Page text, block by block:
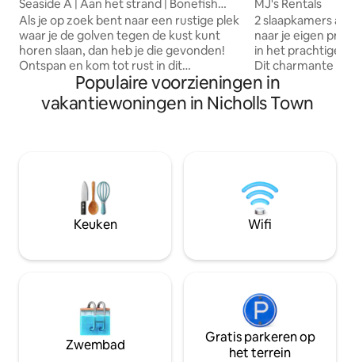
Seaside A | Aan het strand | Bonefish
Flats
Als je op zoek bent naar een rustige plek
waar je de golven tegen de kust kunt
horen slaan, dan heb je die gevonden!
Ontspan en kom tot rust in dit
vakantiehuis aan het strand! Ervaar de
schoonheid van Andros vanuit je eigen
toevluchtsoord aan het strand. De
ochtenden met een kopje koffie bij het
water, breng je dagen door met
verkennen per kajak of paddleboard en
ontspan 's avonds met een barbecue in
MJ's Rentals
2 slaapkamers
naar je eigen
in het prachtige
Dit charmante
slaapkamers en
prachtig uitzicht
ongerepte
verblijf je in het
schoonheid van
afstand van
supermarkt en
Populaire voorzieningen in
vakantiewoningen in Nicholls Town
Keuken Wifi
Zwembad
Gratis parkeren op
het terrein